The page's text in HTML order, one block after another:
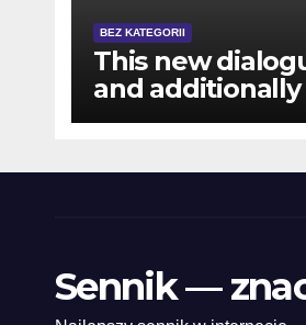
BEZ KATEGORII
This new
and additionally
measures up
showing
conditions, and
may eligibility
Sennik —